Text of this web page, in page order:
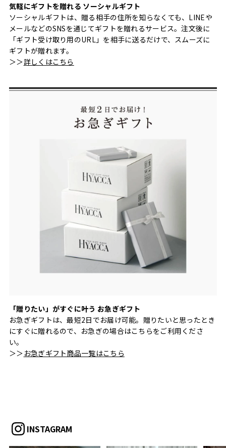
気軽にギフトを贈れる ソーシャルギフト
ソーシャルギフトは、贈る相手の住所を知らなくても、LINEや
メールなどのSNSを通じてギフトを贈れるサービス。注文後に
「ギフト受け取り用のURL」を相手に送るだけで、スムーズに
ギフトが贈れます。
＞＞詳しくはこちら
「贈りたい」がすぐに叶う お急ぎギフト
お急ぎギフトは、最短2日でお届け可能。贈りたいと思ったとき
にすぐに贈れるので、お急ぎの場合はこちらをご利用くださ
い。
＞＞ お急ぎギフト商品一覧はこちら
INSTAGRAM